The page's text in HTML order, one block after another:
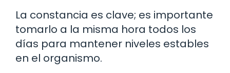
La constancia es clave; es importante
tomarlo a la misma hora todos los
días para mantener niveles estables
en el organismo.